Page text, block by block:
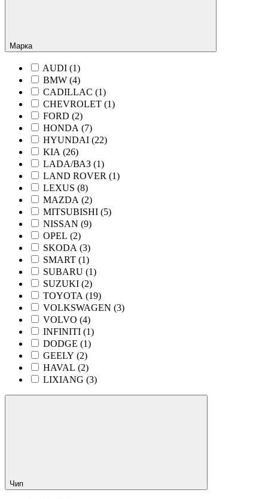
Марка
AUDI (1)
BMW (4)
CADILLAC (1)
CHEVROLET (1)
FORD (2)
HONDA (7)
HYUNDAI (22)
KIA (26)
LADA/ВАЗ (1)
LAND ROVER (1)
LEXUS (8)
MAZDA (2)
MITSUBISHI (5)
NISSAN (9)
OPEL (2)
SKODA (3)
SMART (1)
SUBARU (1)
SUZUKI (2)
TOYOTA (19)
VOLKSWAGEN (3)
VOLVO (4)
INFINITI (1)
DODGE (1)
GEELY (2)
HAVAL (2)
LIXIANG (3)
Чип